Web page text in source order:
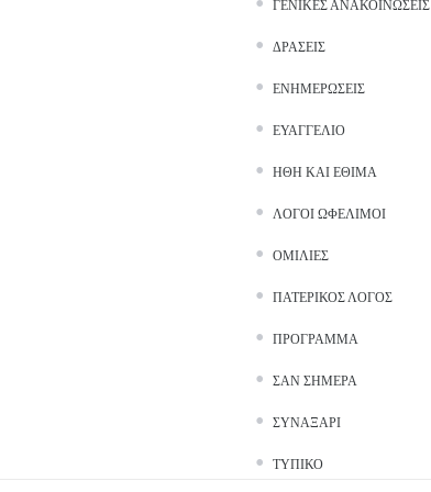
ΓΕΝΙΚΈΣ ΑΝΑΚΟΙΝΏΣΕΙΣ
ΔΡΆΣΕΙΣ
ΕΝΗΜΕΡΏΣΕΙΣ
ΕΥΑΓΓΈΛΙΟ
ΉΘΗ ΚΑΙ ΈΘΙΜΑ
ΛΌΓΟΙ ΩΦΈΛΙΜΟΙ
ΟΜΙΛΊΕΣ
ΠΑΤΕΡΙΚΌΣ ΛΌΓΟΣ
ΠΡΌΓΡΑΜΜΑ
ΣΑΝ ΣΉΜΕΡΑ
ΣΥΝΑΞΆΡΙ
ΤΥΠΙΚΌ